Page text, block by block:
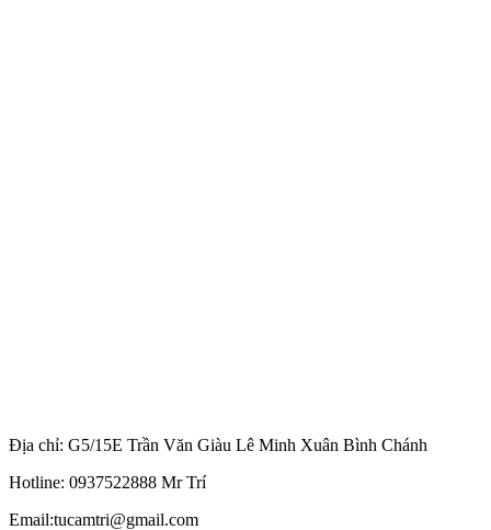
Địa chỉ: G5/15E Trần Văn Giàu Lê Minh Xuân Bình Chánh
Hotline: 0937522888 Mr Trí
Email:tucamtri@gmail.com